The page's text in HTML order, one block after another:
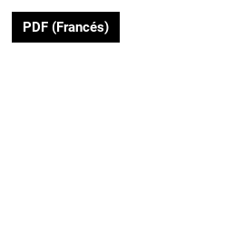
PDF (Francés)